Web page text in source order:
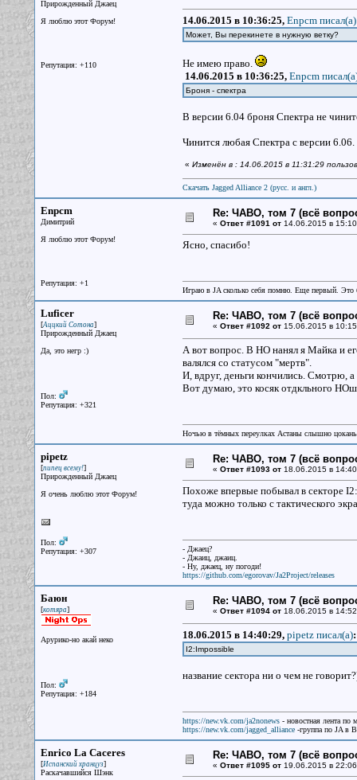
Прирожденный Джаец
Я люблю этот Форум!
Репутация: +110
14.06.2015 в 10:36:25, Enpcm писал(a)
Может, Вы перекинете в нужную ветку?
Не имею право.
14.06.2015 в 10:36:25, Enpcm
Броня - спектра
В версии 6.04 броня Спектра не
Чинится любая Спектра с версии
« Изменён в : 14.06.2015 в 11:31:29
Скачать Jagged Alliance 2 (русс. и англ.)
Enpcm
Димитрий
Я люблю этот Форум!
Репутация: +1
Re: ЧАВО, том 7 (всё
« Ответ #1091 от14.06.2015 в
Ясно, спасибо!
Играю в JA сколько себя помню. Еще первый.
Luficer
[Аццкий Сотона]
Прирожденный Джаец
Да, это негр :)
Пол:
Репутация: +321
Re: ЧАВО, том 7 (всё
« Ответ #1092 от15.06.2015 в
А вот вопрос. В НО нанял я Майка и
валялся со статусом "мертв".
И, вдруг, деньги кончились. Смотрю,
Вот думаю, это косяк отдкльного
Ночью в тёмных переулках Астаны слышно
pipetz
[пипец всему!]
Прирожденный Джаец
Я очень люблю этот Форум!
Пол:
Репутация: +307
Re: ЧАВО, том 7 (всё
« Ответ #1093 от18.06.2015 в
Похоже впервые побывал в секторе
туда можно только с тактического
- Джаец?
- Джаиц, джаиц.
- Ну, джаец, ну погоди!
https://github.com/egorovav/Ja2Project/releases
Баюн
[котяра]
Арурико-но акай неко
Пол:
Репутация: +184
Re: ЧАВО, том 7 (всё
« Ответ #1094 от18.06.2015 в
18.06.2015 в 14:40:29, pipetz писал(a):
I2:Impossible
название сектора ни о чем не
https://new.vk.com/ja2nonews- новостная лента по
https://new.vk.com/jagged_alliance-группа по JA в
Enrico La Cаceres
[Испанский хранцуз]
Раскачавшийся Шэнк
Re: ЧАВО, том 7 (всё
« Ответ #1095 от19.06.2015 в